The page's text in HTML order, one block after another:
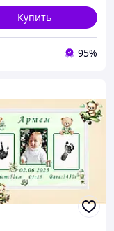
Купить
95%